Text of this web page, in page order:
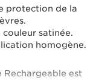
protection de la
satinée.
homogène.
Rechargeable est